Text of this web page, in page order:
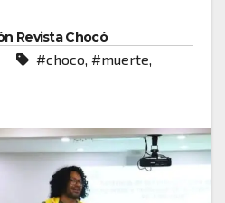
Revista Chocó
#choco, #muerte,